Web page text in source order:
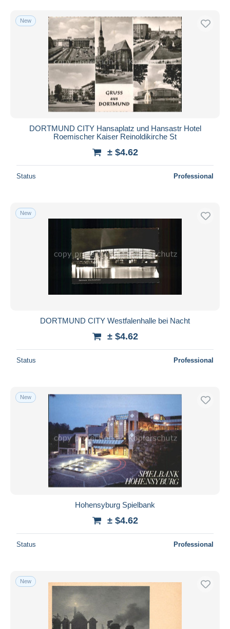
New
DORTMUND CITY Hansaplatz und Hansastr Hotel
Roemischer Kaiser Reinoldikirche St
± $4.62
Status Professional
New
DORTMUND CITY Westfalenhalle bei Nacht
± $4.62
Status Professional
New
Hohensyburg Spielbank
± $4.62
Status Professional
New